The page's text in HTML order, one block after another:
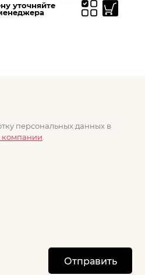
уточняйте
персональных данных в
компании
Отправить